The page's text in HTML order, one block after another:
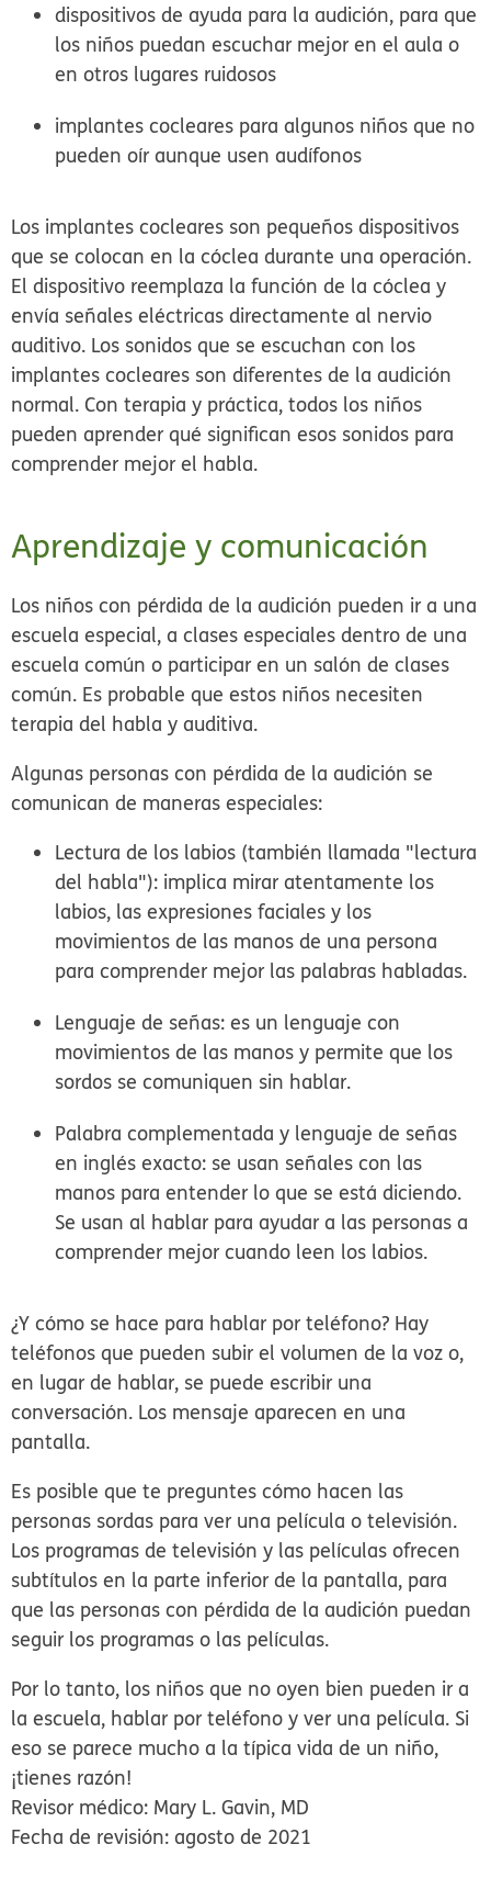
dispositivos de ayuda para la audición, para que
los niños puedan escuchar mejor en el aula o
en otros lugares ruidosos
implantes cocleares para algunos niños que no
pueden oír aunque usen audífonos
Los implantes cocleares son pequeños dispositivos
que se colocan en la cóclea durante una operación.
El dispositivo reemplaza la función de la cóclea y
envía señales eléctricas directamente al nervio
auditivo. Los sonidos que se escuchan con los
implantes cocleares son diferentes de la audición
normal. Con terapia y práctica, todos los niños
pueden aprender qué significan esos sonidos para
comprender mejor el habla.
Aprendizaje y comunicación
Los niños con pérdida de la audición pueden ir a una
escuela especial, a clases especiales dentro de una
escuela común o participar en un salón de clases
común. Es probable que estos niños necesiten
terapia del habla y auditiva.
Algunas personas con pérdida de la audición se
comunican de maneras especiales:
Lectura de los labios (también llamada "lectura
del habla"): implica mirar atentamente los
labios, las expresiones faciales y los
movimientos de las manos de una persona
para comprender mejor las palabras habladas.
Lenguaje de señas: es un lenguaje con
movimientos de las manos y permite que los
sordos se comuniquen sin hablar.
Palabra complementada y lenguaje de señas
en inglés exacto: se usan señales con las
manos para entender lo que se está diciendo.
Se usan al hablar para ayudar a las personas a
comprender mejor cuando leen los labios.
¿Y cómo se hace para hablar por teléfono? Hay
teléfonos que pueden subir el volumen de la voz o,
en lugar de hablar, se puede escribir una
conversación. Los mensaje aparecen en una
pantalla.
Es posible que te preguntes cómo hacen las
personas sordas para ver una película o televisión.
Los programas de televisión y las películas ofrecen
subtítulos en la parte inferior de la pantalla, para
que las personas con pérdida de la audición puedan
seguir los programas o las películas.
Por lo tanto, los niños que no oyen bien pueden ir a
la escuela, hablar por teléfono y ver una película. Si
eso se parece mucho a la típica vida de un niño,
¡tienes razón!
Revisor médico: Mary L. Gavin, MD
Fecha de revisión: agosto de 2021